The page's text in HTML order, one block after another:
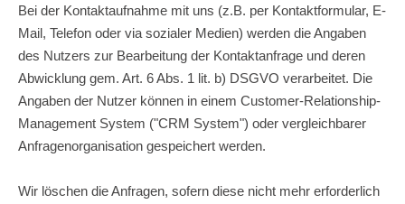
Bei der Kontaktaufnahme mit uns (z.B. per Kontaktformular, E-
Mail, Telefon oder via sozialer Medien) werden die Angaben
des Nutzers zur Bearbeitung der Kontaktanfrage und deren
Abwicklung gem. Art. 6 Abs. 1 lit. b) DSGVO verarbeitet. Die
Angaben der Nutzer können in einem Customer-Relationship-
Management System ("CRM System") oder vergleichbarer
Anfragenorganisation gespeichert werden.
Wir löschen die Anfragen, sofern diese nicht mehr erforderlich